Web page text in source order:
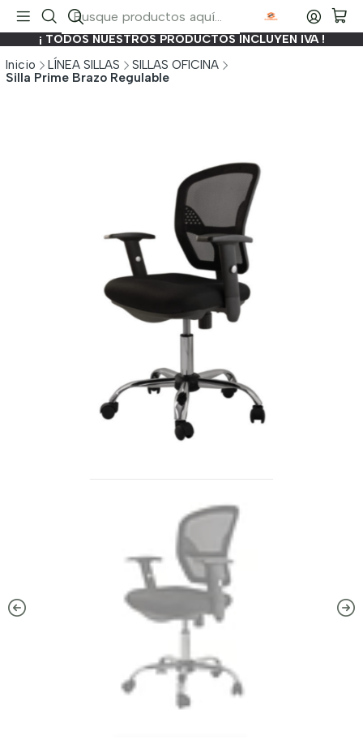
¡ TODOS NUESTROS PRODUCTOS INCLUYEN IVA !
Inicio LÍNEA SILLAS
SILLAS OFICINA
Silla Prime Brazo Regulable